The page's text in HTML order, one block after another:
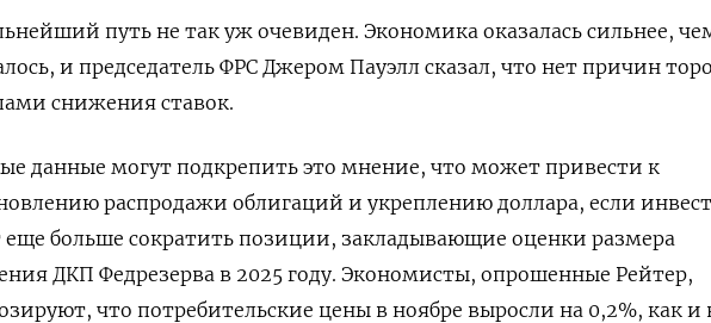
путь не так уж очевиден. Экономика оказалась сильнее,
и председатель ФРС Джером Пауэлл сказал, что нет причин
снижения ставок.
данные могут подкрепить это мнение, что может привести к
распродажи облигаций и укреплению доллара, если
еще больше сократить позиции, закладывающие оценки размера
ДКП Федрезерва в 2025 году. Экономисты, опрошенные Рейтер,
что потребительские цены в ноябре выросли на 0,2%, как и